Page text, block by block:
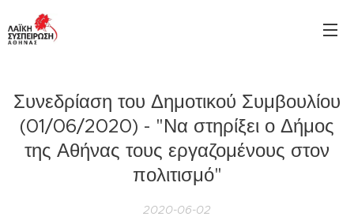
Συνεδρίαση του Δημοτικού Συμβουλίου
(01/06/2020) - "Να στηρίξει ο Δήμος
της Αθήνας τους εργαζομένους στον
πολιτισμό"
2020-06-02